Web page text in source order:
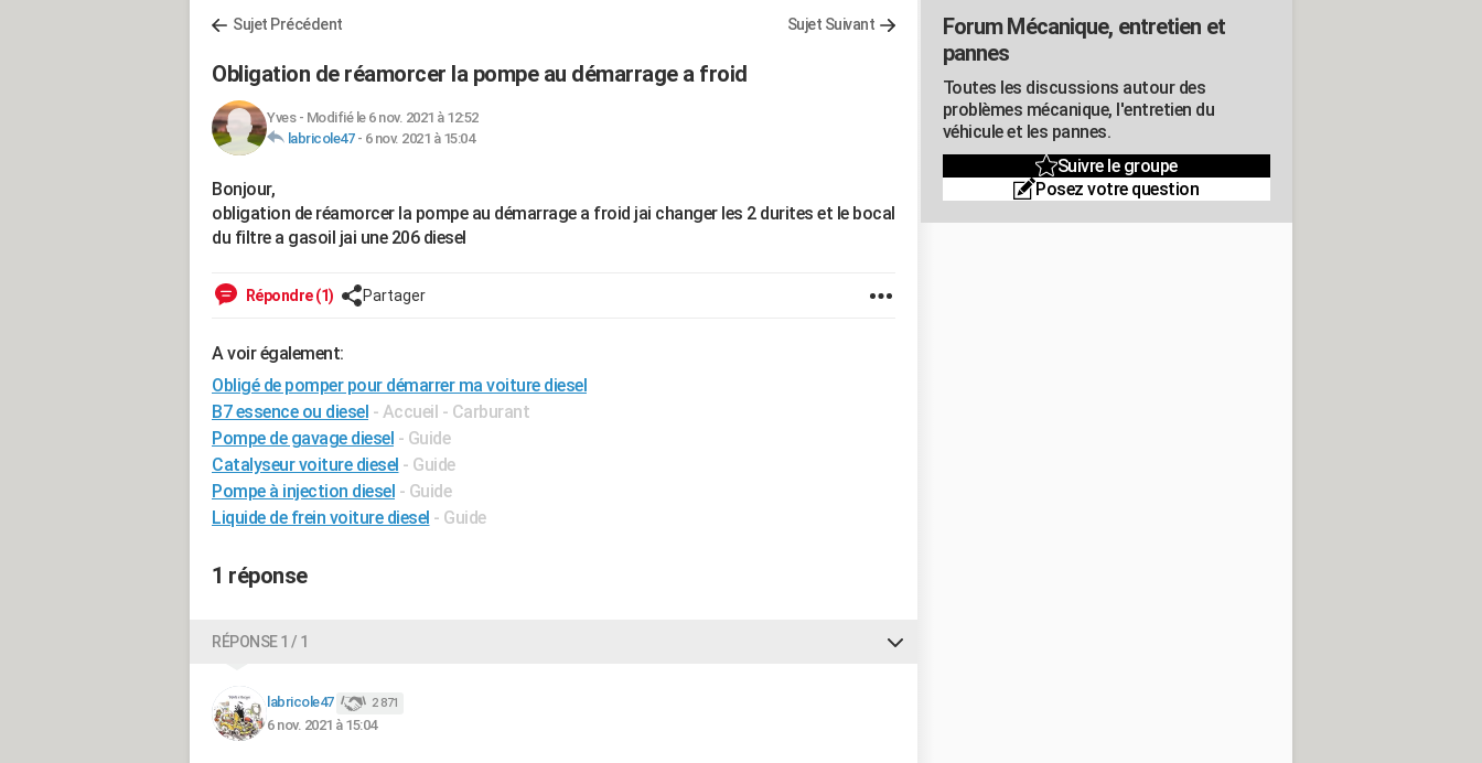
Sujet Précédent Sujet Suivant
Obligation de réamorcer la pompe au démarrage a froid
Yves- Modifié le 6 nov. 2021 à 12:52
labricole47- 6 nov. 2021 à 15:04
Bonjour,
obligation de réamorcer la pompe au démarrage a froid jai changer les 2 durites et le bocal
du filtre a gasoil jai une 206 diesel
Répondre (1) Partager
A voir également:
Obligé de pomper pour démarrer ma voiture diesel
B7 essence ou diesel - Accueil - Carburant
Pompe de gavage diesel - Guide
Catalyseur voiture diesel - Guide
Pompe à injection diesel - Guide
Liquide de frein voiture diesel - Guide
1 réponse
RÉPONSE 1 / 1
labricole47 2 871
6 nov. 2021 à 15:04
Forum Mécanique, entretien et
pannes
Toutes les discussions autour des
problèmes mécanique, l'entretien du
véhicule et les pannes.
Suivre le groupe
Posez votre question